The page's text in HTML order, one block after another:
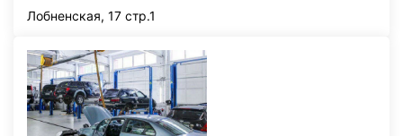
Лобненская, 17 стр.1